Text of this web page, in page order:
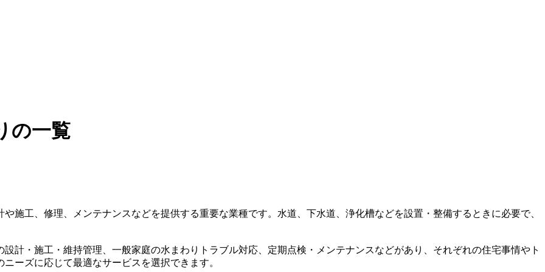
の一覧
施工、修理、メンテナンスなどを提供する重要な業種です。水道、下水道、浄化槽などを設置・整備するときに必要で、
計・施工・維持管理、一般家庭の水まわりトラブル対応、定期点検・メンテナンスなどがあり、それぞれの住宅事情やト
ーズに応じて最適なサービスを選択できます。